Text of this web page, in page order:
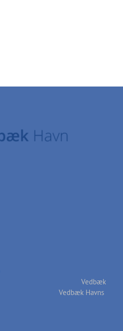
Vedbæk
Vedbæk Havns